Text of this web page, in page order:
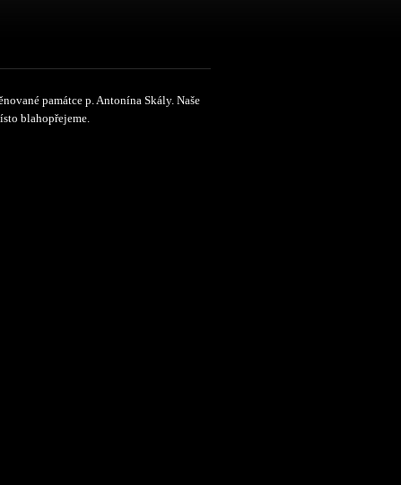
památce p. Antonína Skály. Naše
blahopřejeme.